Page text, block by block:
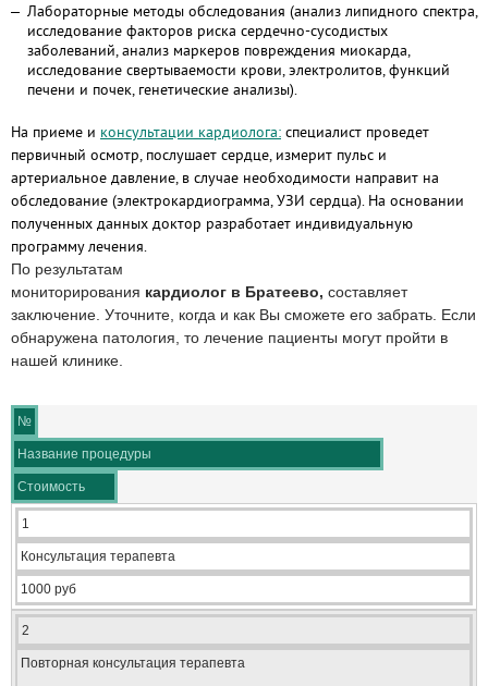
Лабораторные методы обследования (анализ липидного спектра,
исследование факторов риска сердечно-сусодистых
заболеваний, анализ маркеров повреждения миокарда,
исследование свертываемости крови, электролитов, функций
печени и почек, генетические анализы).
На приеме и консультации кардиолога: специалист проведет
первичный осмотр, послушает сердце, измерит пульс и
артериальное давление, в случае необходимости направит на
обследование (электрокардиограмма, УЗИ сердца). На основании
полученных данных доктор разработает индивидуальную
программу лечения.
По результатам
мониторирования кардиолог в Братеево, составляет
заключение. Уточните, когда и как Вы сможете его забрать. Если
обнаружена патология, то лечение пациенты могут пройти в
нашей клинике.
№
Название процедуры
Стоимость
1
Консультация терапевта
1000 руб
2
Повторная консультация терапевта